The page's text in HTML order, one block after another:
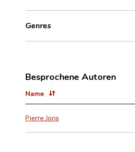
Genres
Besprochene Autoren
Name
Pierre Joris